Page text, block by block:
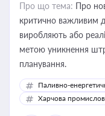
Про що тема: Про
критично важливим
виробляють або
метою уникнення
планування.
Паливно-
Харчова